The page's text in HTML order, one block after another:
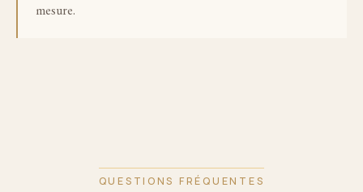
mesure.
QUESTIONS FRÉQUENTES